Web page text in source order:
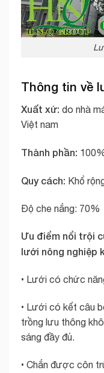
Thông tin về
Xuất xứ: do nhà
Việt nam
Thành phần:
Quy cách: Khổ
Độ che nắng: 70%
Ưu điểm nổi trội
lưới nông nghiệp
• Lưới có chức
• Lưới có kết câu
trồng lưu thông
sáng đầy đủ.
• Chắn được côn